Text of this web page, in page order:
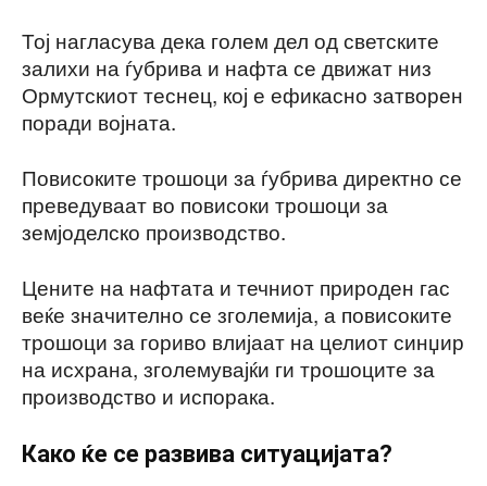
Тој нагласува дека голем дел од светските
залихи на ѓубрива и нафта се движат низ
Ормутскиот теснец, кој е ефикасно затворен
поради војната.
Повисоките трошоци за ѓубрива директно се
преведуваат во повисоки трошоци за
земјоделско производство.
Цените на нафтата и течниот природен гас
веќе значително се зголемија, а повисоките
трошоци за гориво влијаат на целиот синџир
на исхрана, зголемувајќи ги трошоците за
производство и испорака.
Како ќе се развива ситуацијата?